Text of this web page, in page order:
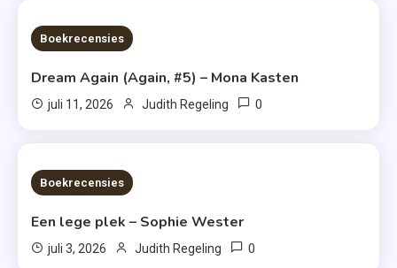
6 MINS READ
Boekrecensies
Dream Again (Again, #5) – Mona Kasten
juli 11, 2026 Judith Regeling 0
6 MINS READ
Boekrecensies
Een lege plek – Sophie Wester
juli 3, 2026 Judith Regeling 0